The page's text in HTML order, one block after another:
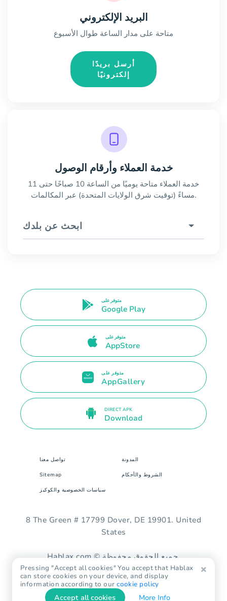
البريد الإلكتروني
متاحة على مدار الساعة طوال الأسبوع
أرسل بريدًا
إلكترونيًا
خدمة العملاء وأرقام الوصول
خدمة العملاء متاحة يوميًا من الساعة 10 صباحًا حتى 11
مساءً (توقيت شرق الولايات المتحدة) عبر المكالمات.
ابحث عن بلدك
متوفر على
Google Play
متوفر على
AppStore
متوفر على
AppGallery
DIRECT APK
Download
تواصل معنا المدونة
Sitemap الشروط والأحكام
سياسات الخصوصية والكوكيز
8 The Green # 17799 Dover, DE 19901. United
States
Pressing "Accept all cookies" You accept that Hablax
can store cookies on your device, and display
information according to ourcookie policy
Accept all cookies More Info